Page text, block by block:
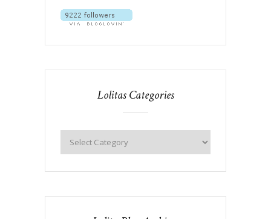
Lolitas Categories